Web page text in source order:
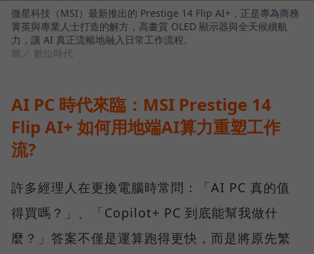
微星科技（MSI）最新推出的 Prestige 14 Flip AI+，正是專為商務
菁英與專業人士打造的解方，高畫質 OLED 顯示器與全天候續航
力，讓 AI 真正流暢地融入日常工作流程。
圖／ 數位時代
AI PC 時代來臨：MSI Prestige 14
Flip AI+ 如何用地端AI算力重塑工作
流?
許多經理人在更換電腦時常問：「AI PC 真的值
得買嗎？」、「Copilot+ PC 到底能幫我做什
麼？」答案不僅是運算跑得更快，而是將原先繁